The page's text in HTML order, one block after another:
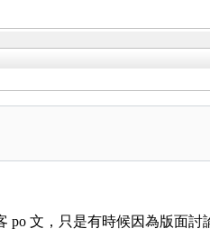
文，只是有時候因為版面討